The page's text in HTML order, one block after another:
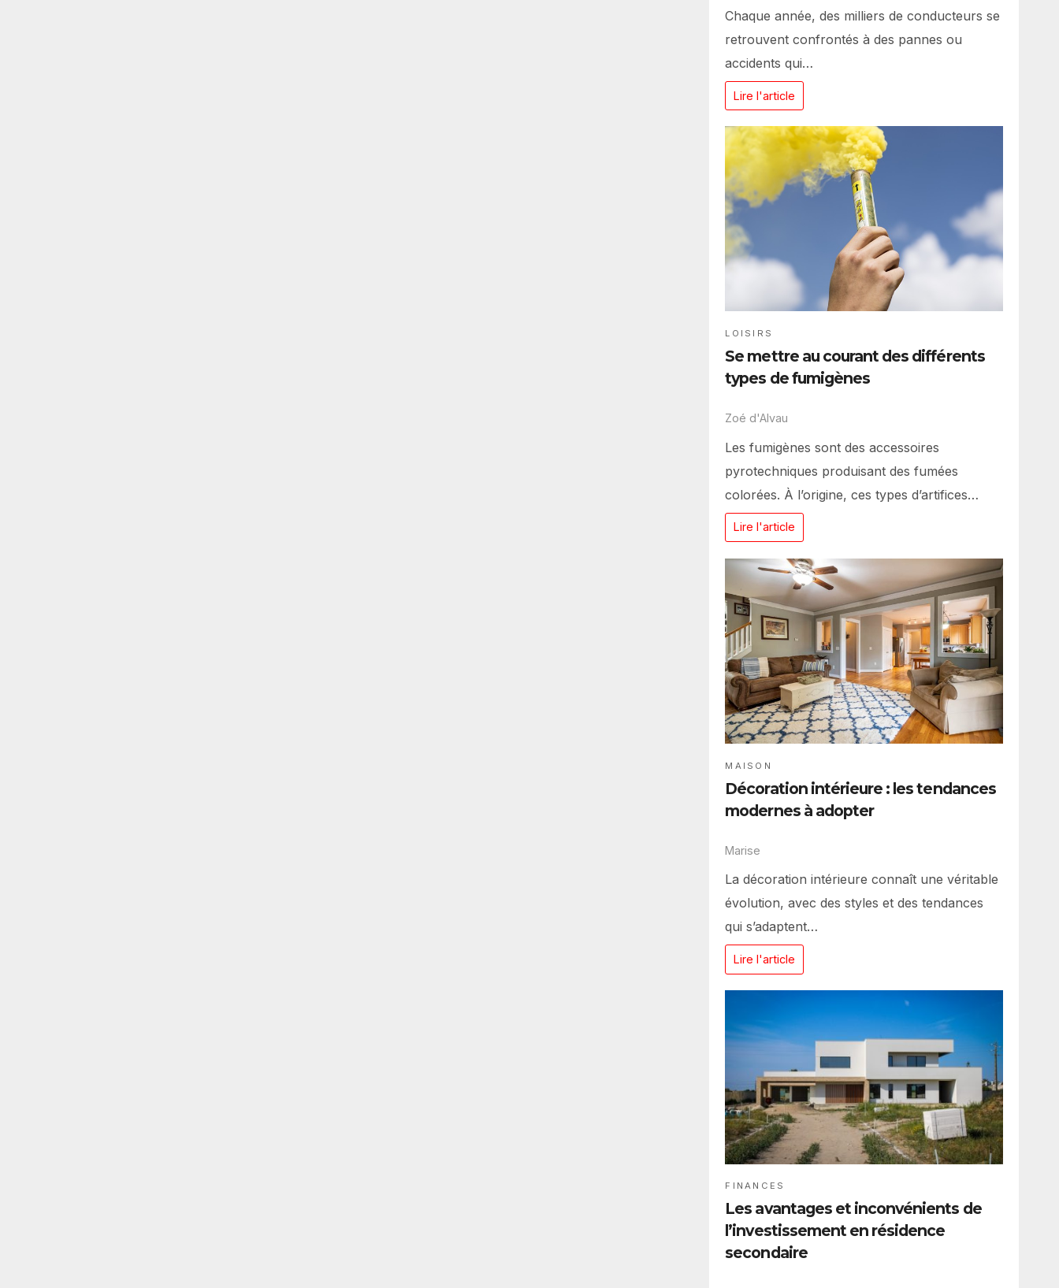
Chaque année, des milliers de conducteurs se
retrouvent confrontés à des pannes ou
accidents qui…
Lire l'article
LOISIRS
Se mettre au courant des différents
types de fumigènes
Zoé d'Alvau
Les fumigènes sont des accessoires
pyrotechniques produisant des fumées
colorées. À l’origine, ces types d’artifices…
Lire l'article
MAISON
Décoration intérieure : les tendances
modernes à adopter
Marise
La décoration intérieure connaît une véritable
évolution, avec des styles et des tendances
qui s’adaptent…
Lire l'article
FINANCES
Les avantages et inconvénients de
l’investissement en résidence
secondaire